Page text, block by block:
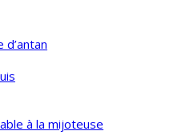
à la mijoteuse